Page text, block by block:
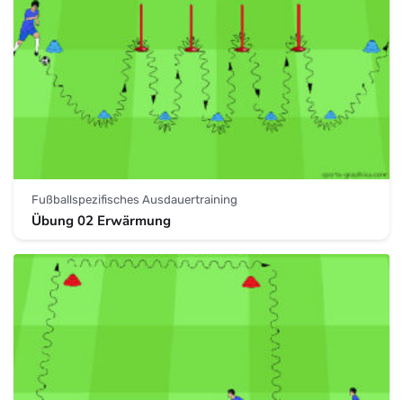
Fußballspezifisches Ausdauertraining
Übung 02 Erwärmung